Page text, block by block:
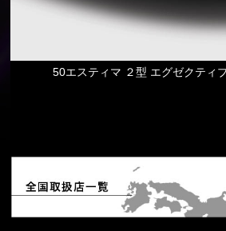
50エスティマ ２型 エグゼクティ